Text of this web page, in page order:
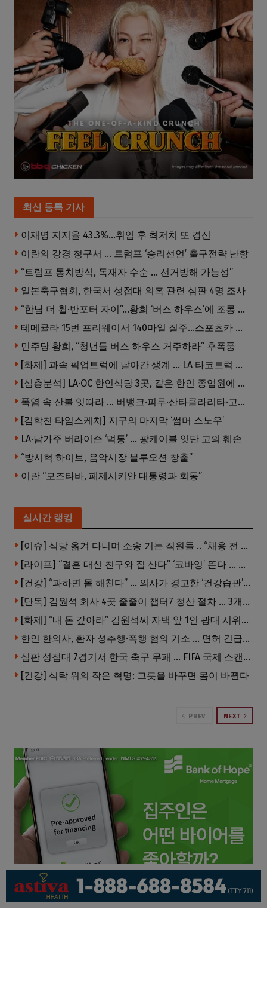
최신 등록 기사
이재명 지지율 43.3%…취임 후 최저치 또 경신
이란의 강경 청구서 … 트럼프 ‘승리선언’ 출구전략 난항
“트럼프 통치방식, 독재자 수순 … 선거방해 가능성”
일본축구협회, 한국서 성접대 의혹 관련 심판 4명 조사
“한남 더 휠·반포터 자이”…황희 ‘버스 하우스’에 조롱 쏟아져
테메큘라 15번 프리웨이서 140마일 질주…스포츠카 압수
민주당 황희, “청년들 버스 하우스 거주하라” 후폭풍
[화제] 과속 픽업트럭에 날아간 생계 … LA 타코트럭 일가족 3명 부상
[심층분석] LA·OC 한인식당 3곳, 같은 한인 종업원에 잇따라 피소 … 세 소장 들여다보니
폭염 속 산불 잇따라 … 버뱅크·피루·산타클라리타·고먼 잇단 산불
[김학천 타임스케치] 지구의 마지막 ‘썸머 스노우’
LA·남가주 버라이즌 ‘먹통’ … 광케이블 잇단 고의 훼손
“방시혁 하이브, 음악시장 블루오션 창출”
이란 “모즈타바, 페제시키안 대통령과 회동”
실시간 랭킹
[이슈] 식당 옮겨 다니며 소송 거는 직원들 .. “채용 전 반드시 확인해야”
[라이프] “결혼 대신 친구와 집 산다” ‘코바잉’ 뜬다 … 내 집 마련 공식 바뀌었다
[건강] “과하면 몸 해친다” … 의사가 경고한 ‘건강습관’ 5가지
[단독] 김원석 회사 4곳 줄줄이 챕터7 청산 절차 … 3개 법인 같은 날 동시 파산 신청
[화제] “내 돈 갚아라” 김원석씨 자택 앞 1인 광대 시위 … 한인 투자사, “108만 달러 못받아”
한인 한의사, 환자 성추행·폭행 혐의 기소 … 면허 긴급정지
심판 성접대 7경기서 한국 축구 무패 … FIFA 국제 스캔들 번지나
[건강] 식탁 위의 작은 혁명: 그릇을 바꾸면 몸이 바뀐다
PREV NEXT